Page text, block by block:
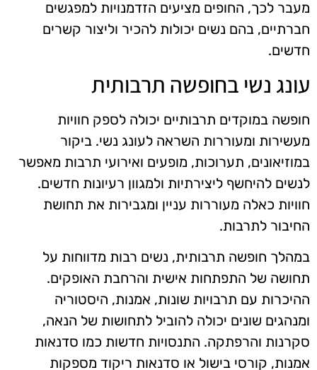
מעבר לכך, החופים מציעים הזדמנויות למפגשים
חברתיים, בהם נשים יכולות להכיר וליצור קשרים
חדשים.
עונג נשי בחופשה תרבותית
חופשה במוקדים תרבותיים יכולה לספק חוויות
מעשירות ומעוררות השראה לעונג נשי. ביקור
במוזיאונים, תערוכות, מופעים ואירועי תרבות מאפשר
לנשים להיחשף ליצירתיות ולמגוון רעיונות חדשים.
חוויות כאלה מעוררות עניין ומגבירות את תחושת
החיבור לתרבות.
במהלך חופשה תרבותית, נשים רבות מדווחות על
תחושה של התפתחות אישית והרחבת האופקים.
ההיכרות עם תרבויות שונות, אמנות, היסטוריה
ומנהגים שונים יכולה להוביל לתחושות של הנאה,
סקרנות והרפתקה. התנסויות חדשות כמו סדנאות
אמנות, קורסי בישול או סדנאות ריקוד מספקות